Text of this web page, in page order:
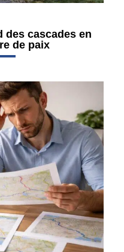
des cascades en
de paix